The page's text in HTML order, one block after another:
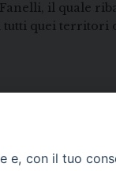
il quale
quei territori
con il tuo